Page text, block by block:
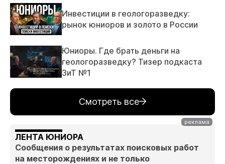
Инвестиции в геологоразведку:
рынок юниоров и золото в России
Юниоры. Где брать деньги на
геологоразведку? Тизер подкаста
ЗиТ №1
Смотреть все
ЛЕНТА ЮНИОРА
Сообщения о результатах поисковых работ
на месторождениях и не только